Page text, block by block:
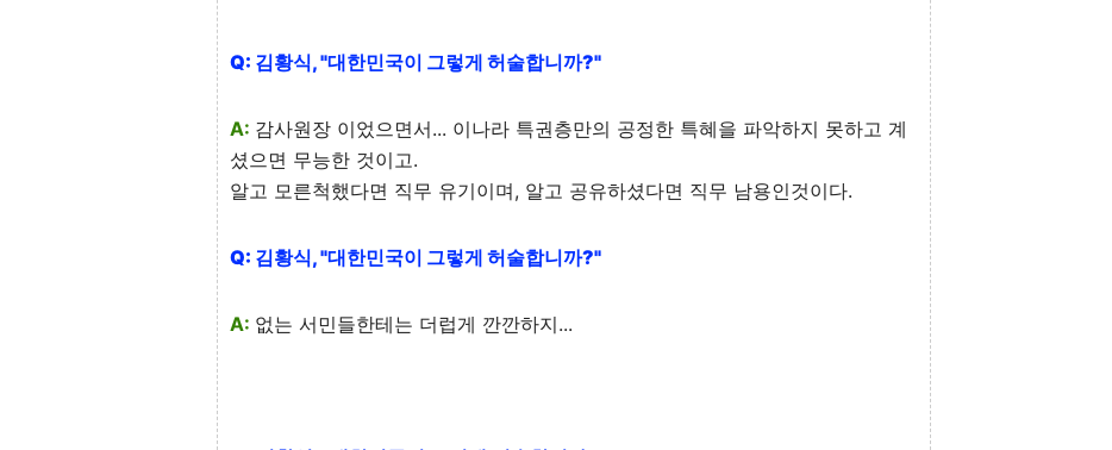
Q: 김황식, "대한민국이 그렇게 허술합니까?"
A: 감사원장 이었으면서... 이나라 특권층만의 공정한 특혜을 파악하지 못하고 계
셨으면 무능한 것이고.
알고 모른척했다면 직무 유기이며, 알고 공유하셨다면 직무 남용인것이다.
Q: 김황식, "대한민국이 그렇게 허술합니까?"
A: 없는 서민들한테는 더럽게 깐깐하지...